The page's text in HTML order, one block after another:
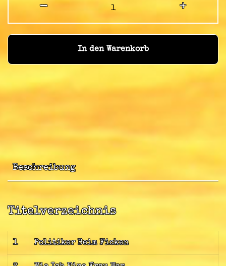
- +
In den Warenkorb
Beschreibung
Titelverzeichnis
1 Politiker Beim Ficken